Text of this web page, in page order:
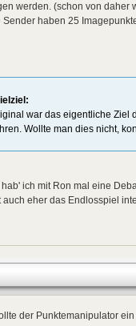
werden. (schon von daher
Sender haben 25
war das eigentliche Ziel
Wollte man dies nicht,
hab' ich mit Ron mal eine
auch eher das Endlosspiel
der Punktemanipulator